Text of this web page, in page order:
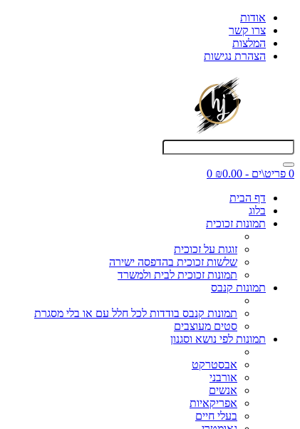
אודות
צרו קשר
המלצות
הצהרת נגישות
0 פריט\ים - ₪0.00
0
דף הבית
בלוג
תמונות זכוכית
זוגות על זכוכית
שלשות זכוכית בהדפסה ישירה
תמונות זכוכית לבית ולמשרד
תמונות קנבס
תמונות קנבס בודדות לכל חלל עם או בלי מסגרת
סטים מעוצבים
תמונות לפי נושא וסגנון
אבסטרקט
אורבני
אנשים
אפריקאיות
בעלי חיים